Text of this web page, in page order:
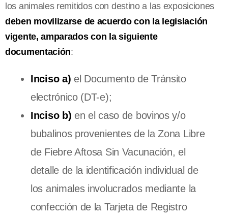
los animales remitidos con destino a las exposiciones
deben movilizarse de acuerdo con la legislación
vigente, amparados con la siguiente
documentación:
Inciso a) el Documento de Tránsito
electrónico (DT-e);
Inciso b) en el caso de bovinos y/o
bubalinos provenientes de la Zona Libre
de Fiebre Aftosa Sin Vacunación, el
detalle de la identificación individual de
los animales involucrados mediante la
confección de la Tarjeta de Registro